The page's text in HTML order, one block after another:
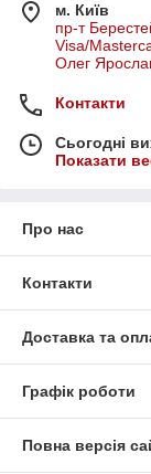
м. Київ
пр-т
Visa/
Олег
Контакти
Сьогодні
Показати
Про нас
Контакти
Доставка та
Графік роботи
Повна версія